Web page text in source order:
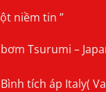
niềm tin ”
Tsurumi –
tích áp Italy(